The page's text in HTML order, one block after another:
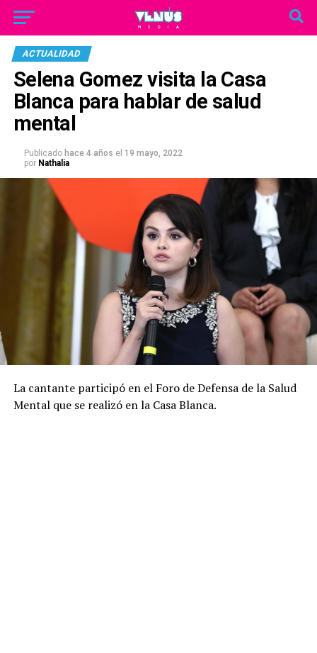
ACTUALIDAD
Selena Gomez visita la Casa
Blanca para hablar de salud
mental
Publicado hace 4 años el 19 mayo, 2022
por Nathalia
La cantante participó en el Foro de Defensa de la Salud
Mental que se realizó en la Casa Blanca.